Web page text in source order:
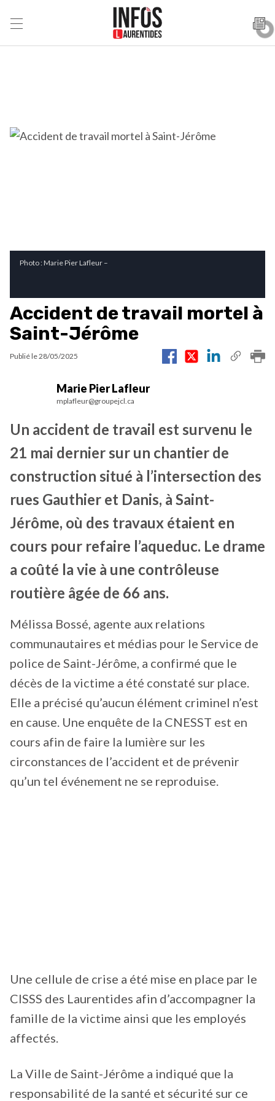
Photo : Marie Pier Lafleur –
Accident de travail mortel à
Saint-Jérôme
Publié le28/05/2025
Marie Pier Lafleur
mplafleur@groupejcl.ca
Un accident de travail est survenu le
21 mai dernier sur un chantier de
construction situé à l’intersection des
rues Gauthier et Danis, à Saint-
Jérôme, où des travaux étaient en
cours pour refaire l’aqueduc. Le drame
a coûté la vie à une contrôleuse
routière âgée de 66 ans.
Mélissa Bossé, agente aux relations
communautaires et médias pour le Service de
police de Saint-Jérôme, a confirmé que le
décès de la victime a été constaté sur place.
Elle a précisé qu’aucun élément criminel n’est
en cause. Une enquête de la CNESST est en
cours afin de faire la lumière sur les
circonstances de l’accident et de prévenir
qu’un tel événement ne se reproduise.
Une cellule de crise a été mise en place par le
CISSS des Laurentides afin d’accompagner la
famille de la victime ainsi que les employés
affectés.
La Ville de Saint-Jérôme a indiqué que la
responsabilité de la santé et sécurité sur ce